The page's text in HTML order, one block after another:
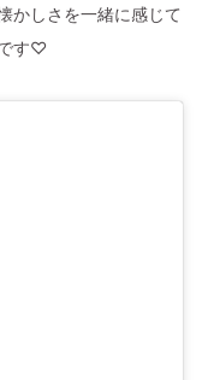
かしさを一緒に感じて
す♡